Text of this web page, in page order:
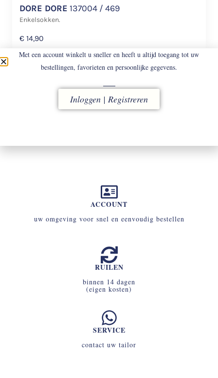
DORE DORE 137004 / 469
Enkelsokken.
€ 14,90
ACCOUNT
uw omgeving voor snel en eenvoudig bestellen
RUILEN
binnen 14 dagen
(eigen kosten)
SERVICE
contact uw tailor
Met een account winkelt u sneller en heeft u altijd toegang tot uw
bestellingen, favorieten en persoonlijke gegevens.
Inloggen | Registreren